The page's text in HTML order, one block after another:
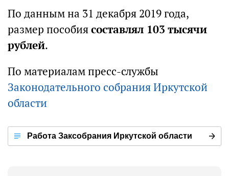
По данным на 31 декабря 2019 года,
размер пособиясоставлял 103 тысячи
рублей.
По материалам пресс-службы
Законодательного собрания Иркутской
области
Работа Заксобрания Иркутской области